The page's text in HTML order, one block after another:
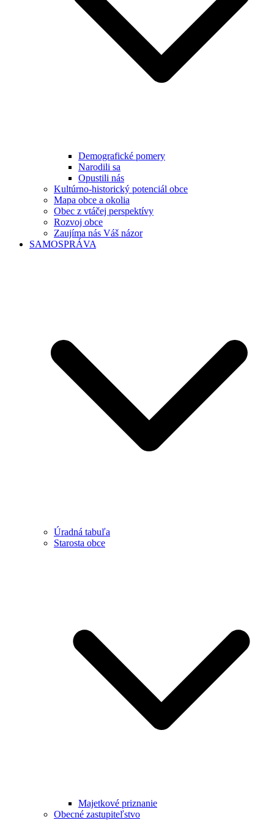
Demografické pomery
Narodili sa
Opustili nás
Kultúrno-historický potenciál obce
Mapa obce a okolia
Obec z vtáčej perspektívy
Rozvoj obce
Zaujíma nás Váš názor
SAMOSPRÁVA
Úradná tabuľa
Starosta obce
Majetkové priznanie
Obecné zastupiteľstvo